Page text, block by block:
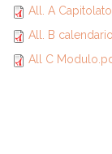
All. A
All. B
All C